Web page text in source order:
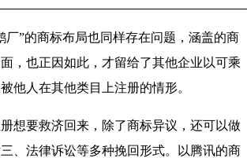
”的商标布局也同样存在问题，涵盖的商
，也正因如此，才留给了其他企业以可乘
他人在其他类目上注册的情形。
要救济回来，除了商标异议，还可以做
、法律诉讼等多种挽回形式。以腾讯的商